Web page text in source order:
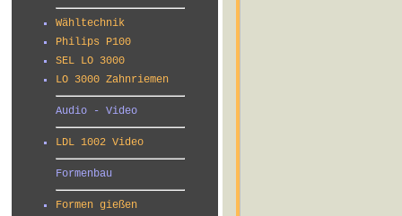
Wähltechnik
Philips P100
SEL LO 3000
LO 3000 Zahnriemen
Audio - Video
LDL 1002 Video
Formenbau
Formen gießen